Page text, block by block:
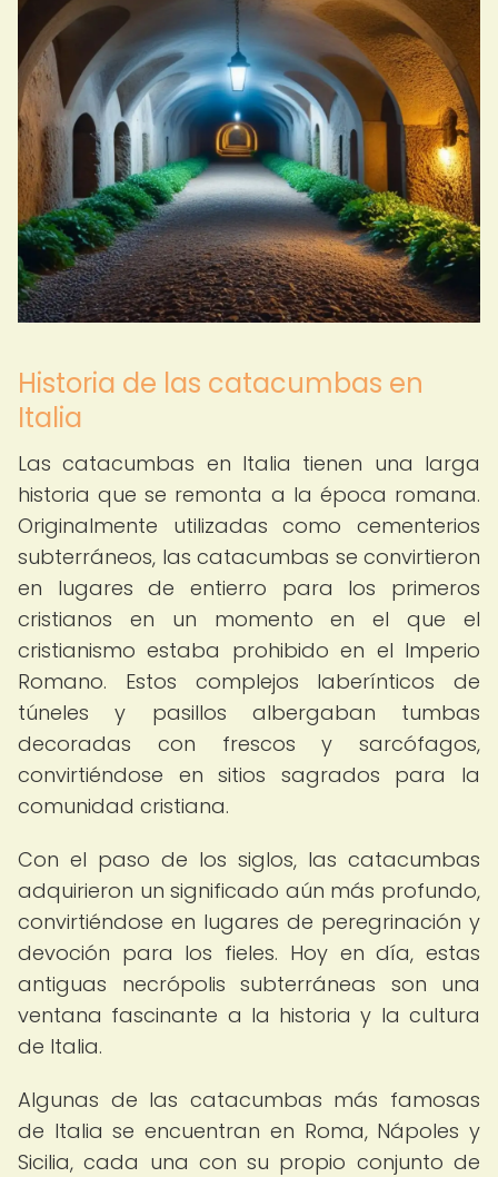
Historia de las catacumbas en
Italia
Las catacumbas en Italia tienen una larga
historia que se remonta a la época romana.
Originalmente utilizadas como cementerios
subterráneos, las catacumbas se convirtieron
en lugares de entierro para los primeros
cristianos en un momento en el que el
cristianismo estaba prohibido en el Imperio
Romano. Estos complejos laberínticos de
túneles y pasillos albergaban tumbas
decoradas con frescos y sarcófagos,
convirtiéndose en sitios sagrados para la
comunidad cristiana.
Con el paso de los siglos, las catacumbas
adquirieron un significado aún más profundo,
convirtiéndose en lugares de peregrinación y
devoción para los fieles. Hoy en día, estas
antiguas necrópolis subterráneas son una
ventana fascinante a la historia y la cultura
de Italia.
Algunas de las catacumbas más famosas
de Italia se encuentran en Roma, Nápoles y
Sicilia, cada una con su propio conjunto de